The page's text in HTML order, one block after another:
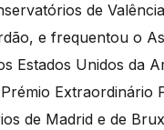
de
e frequentou o
Estados Unidos da
Extraordinário
de Madrid e de